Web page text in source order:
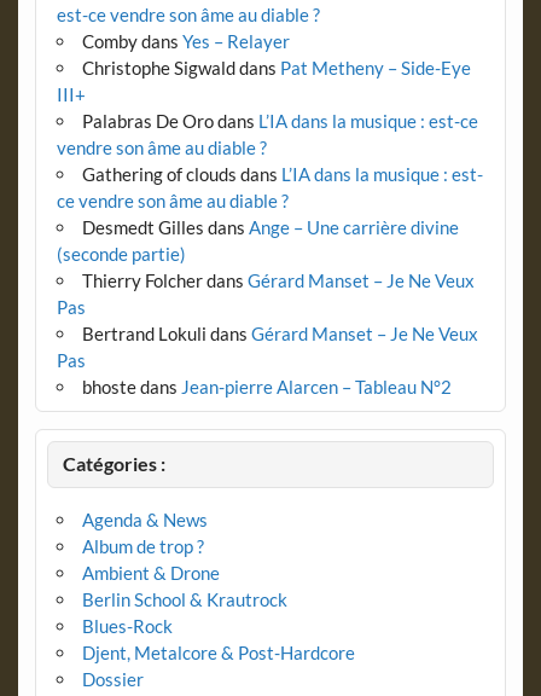
est-ce vendre son âme au diable ?
Combydans Yes – Relayer
Christophe Sigwalddans Pat Metheny – Side-Eye
III+
Palabras De Orodans L’IA dans la musique : est-ce
vendre son âme au diable ?
Gathering of clouds dans L’IA dans la musique : est-
ce vendre son âme au diable ?
Desmedt Gilles dans Ange – Une carrière divine
(seconde partie)
Thierry Folcherdans Gérard Manset – Je Ne Veux
Pas
Bertrand Lokuli dans Gérard Manset – Je Ne Veux
Pas
bhostedans Jean-pierre Alarcen – Tableau N°2
Catégories :
Agenda & News
Album de trop ?
Ambient & Drone
Berlin School & Krautrock
Blues-Rock
Djent, Metalcore & Post-Hardcore
Dossier